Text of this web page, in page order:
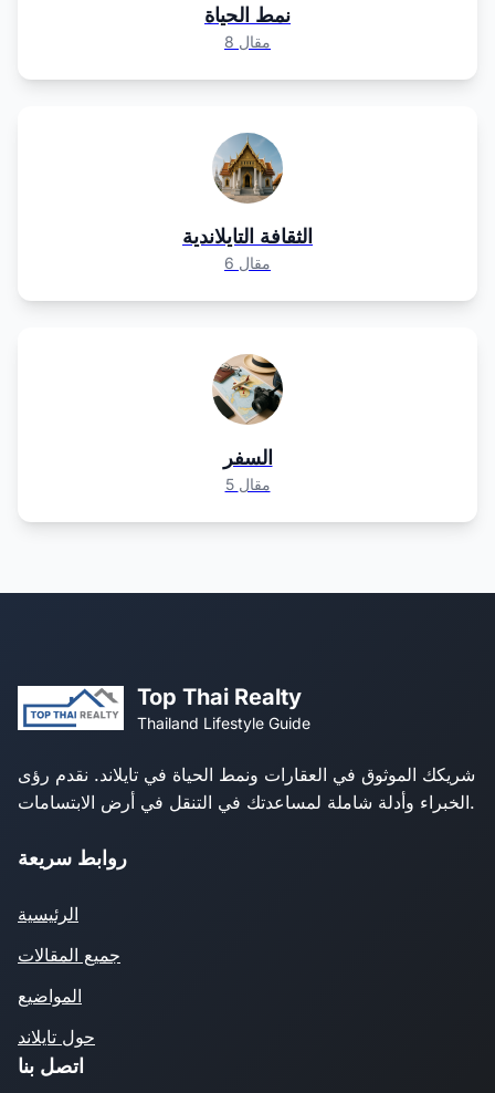
نمط الحياة
8 مقال
الثقافة التايلاندية
6 مقال
السفر
5 مقال
Top Thai Realty
Thailand Lifestyle Guide
شريكك الموثوق في العقارات ونمط الحياة في تايلاند. نقدم رؤى
الخبراء وأدلة شاملة لمساعدتك في التنقل في أرض الابتسامات.
روابط سريعة
الرئيسية
جميع المقالات
المواضيع
حول تايلاند
اتصل بنا